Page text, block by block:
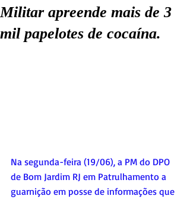
Militar apreende mais de 3
mil papelotes de cocaína.
Na segunda-feira (19/06), a PM do DPO
de Bom Jardim RJ em Patrulhamento a
guarnição em posse de informações que